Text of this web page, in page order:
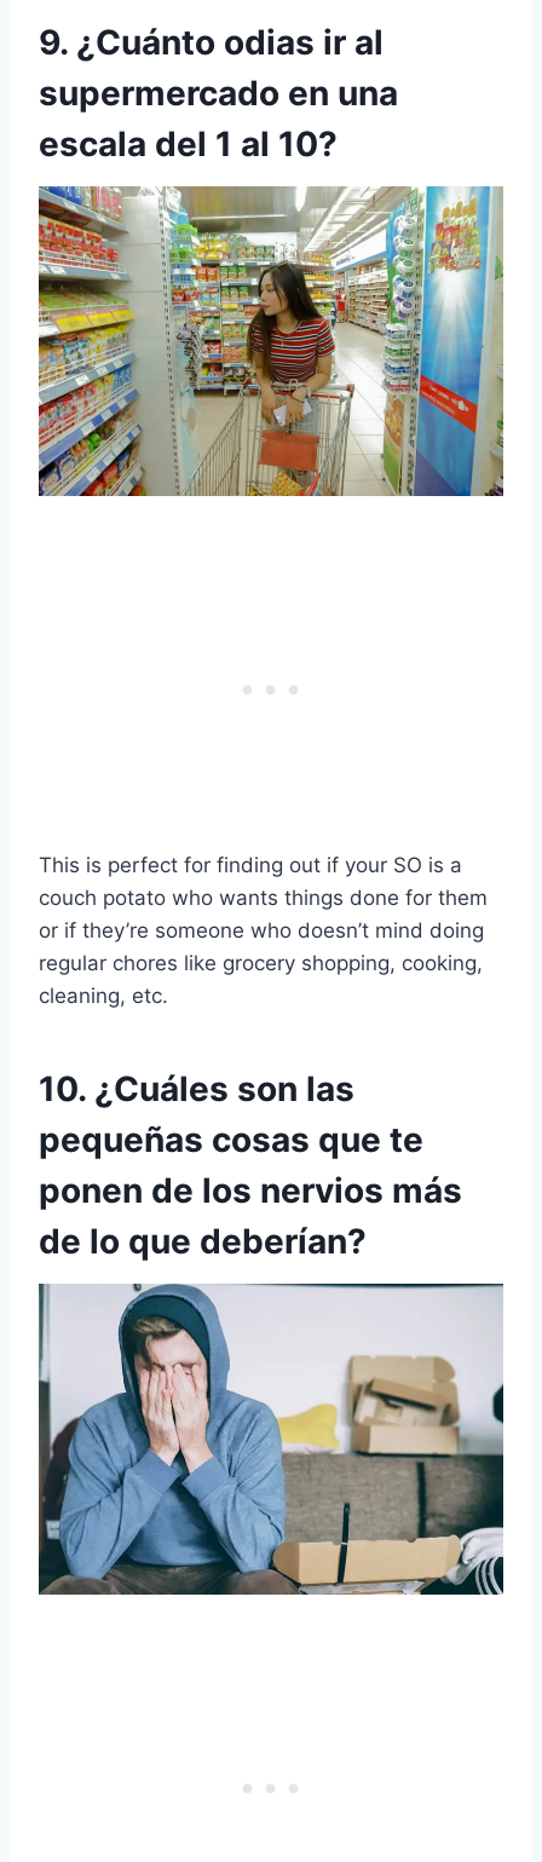
9. ¿Cuánto odias ir al
supermercado en una
escala del 1 al 10?
This is perfect for finding out if your SO is a
couch potato who wants things done for them
or if they’re someone who doesn’t mind doing
regular chores like grocery shopping, cooking,
cleaning, etc.
10. ¿Cuáles son las
pequeñas cosas que te
ponen de los nervios más
de lo que deberían?